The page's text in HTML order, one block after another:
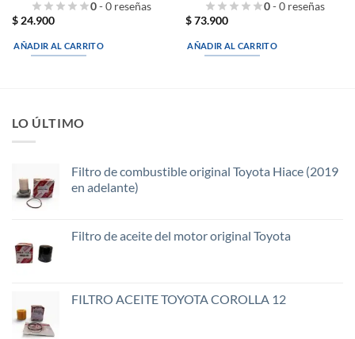
0- 0 reseñas
$24.900
AÑADIR AL CARRITO
0- 0 reseñas
$73.900
AÑADIR AL CARRITO
LO ÚLTIMO
Filtro de combustible original Toyota Hiace (2019
en adelante)
Filtro de aceite del motor original Toyota
FILTRO ACEITE TOYOTA COROLLA 12